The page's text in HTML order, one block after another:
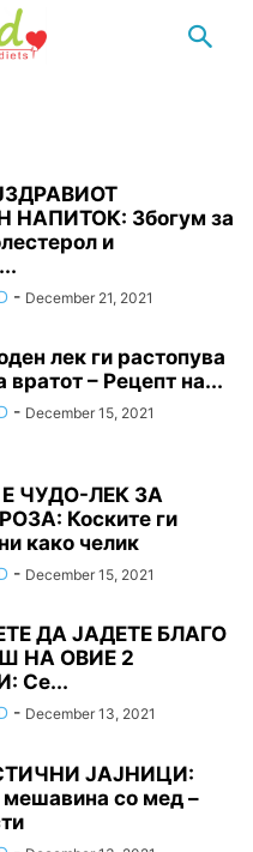
НАПИТОК: Збогум за
и
- December 21, 2021
лек ги растопува
вратот – Рецепт на...
- December 15, 2021
ЧУДО-ЛЕК ЗА
Коските ги
како челик
- December 15, 2021
ДА ЈАДЕТЕ БЛАГО
НА ОВИЕ 2
Се...
- December 13, 2021
ЈАЈНИЦИ:
со мед –